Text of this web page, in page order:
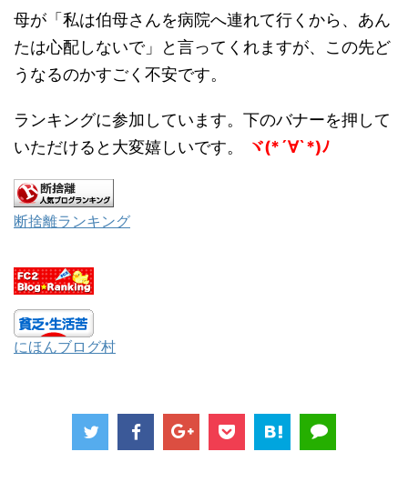
母が「私は伯母さんを病院へ連れて行くから、あん
たは心配しないで」と言ってくれますが、この先ど
うなるのかすごく不安です。
ランキングに参加しています。下のバナーを押して
いただけると大変嬉しいです。
ヾ(*´∀`*)ﾉ
断捨離ランキング
にほんブログ村